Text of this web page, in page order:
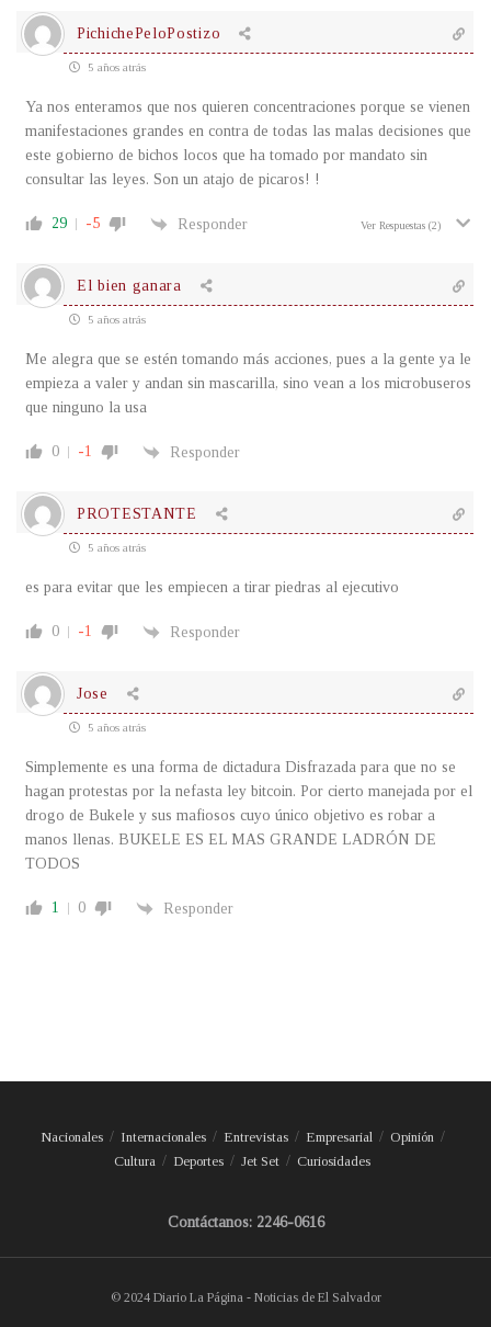
PichichePeloPostizo
5 años atrás
Ya nos enteramos que nos quieren concentraciones porque se vienen
manifestaciones grandes en contra de todas las malas decisiones que
este gobierno de bichos locos que ha tomado por mandato sin
consultar las leyes. Son un atajo de picaros! !
29 -5 Responder Ver Respuestas (2)
El bien ganara
5 años atrás
Me alegra que se estén tomando más acciones, pues a la gente ya le
empieza a valer y andan sin mascarilla, sino vean a los microbuseros
que ninguno la usa
0 -1 Responder
PROTESTANTE
5 años atrás
es para evitar que les empiecen a tirar piedras al ejecutivo
0 -1 Responder
Jose
5 años atrás
Simplemente es una forma de dictadura Disfrazada para que no se
hagan protestas por la nefasta ley bitcoin. Por cierto manejada por el
drogo de Bukele y sus mafiosos cuyo único objetivo es robar a
manos llenas. BUKELE ES EL MAS GRANDE LADRÓN DE
TODOS
1 0 Responder
Nacionales Internacionales Entrevistas Empresarial
Opinión
Cultura
Deportes Jet Set Curiosidades
Contáctanos: 2246-0616
© 2024 Diario La Página - Noticias de El Salvador